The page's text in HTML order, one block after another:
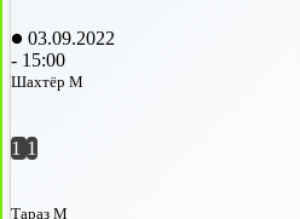
03.09.2022
- 15:00
Шахтёр М
1 1
Тараз М